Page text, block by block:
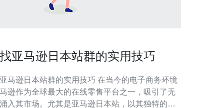
亚马逊日本站群的实用技巧
日本站群的实用技巧 在当今的电子商务环境
逊作为全球最大的在线零售平台之一，吸引了无
入其市场。尤其是亚马逊日本站，以其独特的市